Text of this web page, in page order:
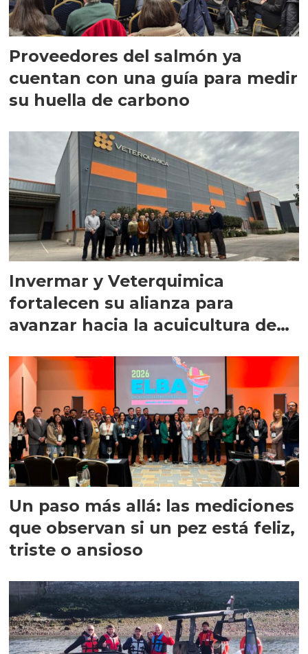
Proveedores del salmón ya
cuentan con una guía para medir
su huella de carbono
Invermar y Veterquimica
fortalecen su alianza para
avanzar hacia la acuicultura de
Un paso más allá: las mediciones
que observan si un pez está feliz,
triste o ansioso